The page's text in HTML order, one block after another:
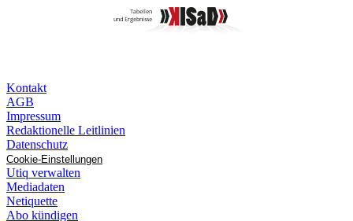
Kontakt
AGB
Impressum
Redaktionelle Leitlinien
Datenschutz
Cookie-Einstellungen
Utiq verwalten
Mediadaten
Netiquette
Abo kündigen